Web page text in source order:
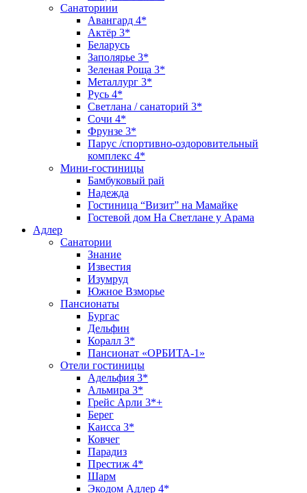
Санаториии
Авангард 4*
Актёр 3*
Беларусь
Заполярье 3*
Зеленая Роща 3*
Металлург 3*
Русь 4*
Светлана / санаторий 3*
Сочи 4*
Фрунзе 3*
Парус /спортивно-оздоровительный
комплекс 4*
Мини-гостиницы
Бамбуковый рай
Надежда
Гостиница “Визит” на Мамайке
Гостевой дом На Светлане у Арама
Адлер
Санатории
Знание
Известия
Изумруд
Южное Взморье
Пансионаты
Бургас
Дельфин
Коралл 3*
Пансионат «ОРБИТА-1»
Отели гостиницы
Адельфия 3*
Альмира 3*
Грейс Арли 3*+
Берег
Каисса 3*
Ковчег
Парадиз
Престиж 4*
Шарм
Экодом Адлер 4*